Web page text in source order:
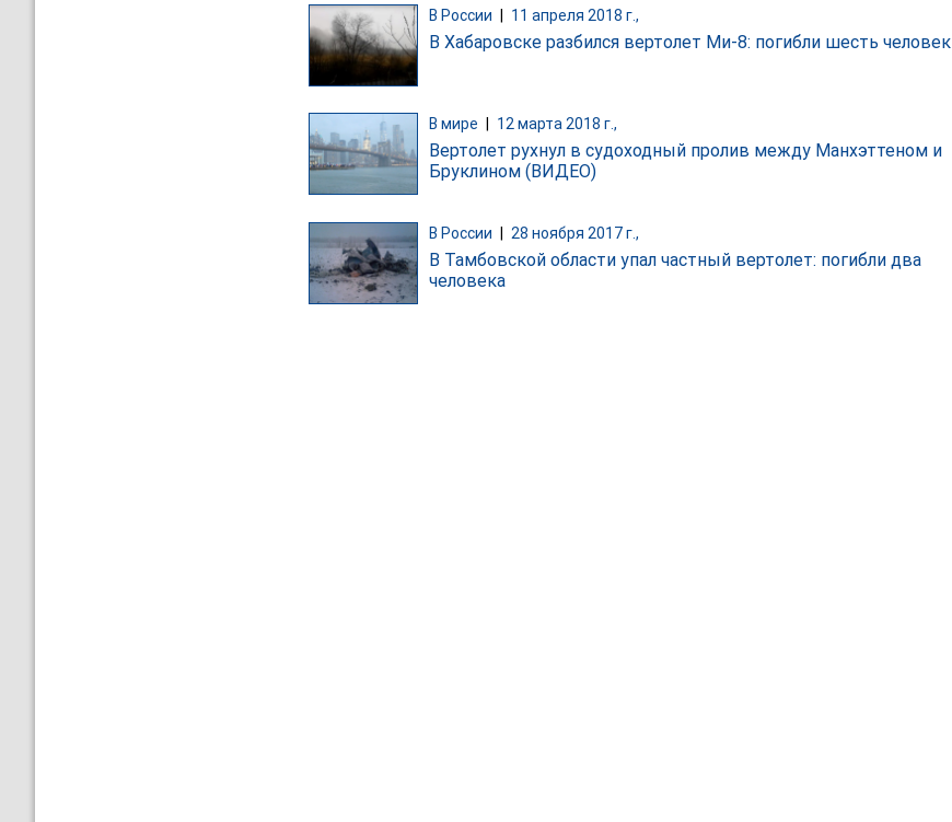
В России 11 апреля 2018 г.,
В Хабаровске разбился вертолет Ми-8: погибли шесть человек
В мире 12 марта 2018 г.,
Вертолет рухнул в судоходный пролив между Манхэттеном и
Бруклином (ВИДЕО)
В России 28 ноября 2017 г.,
В Тамбовской области упал частный вертолет: погибли два
человека